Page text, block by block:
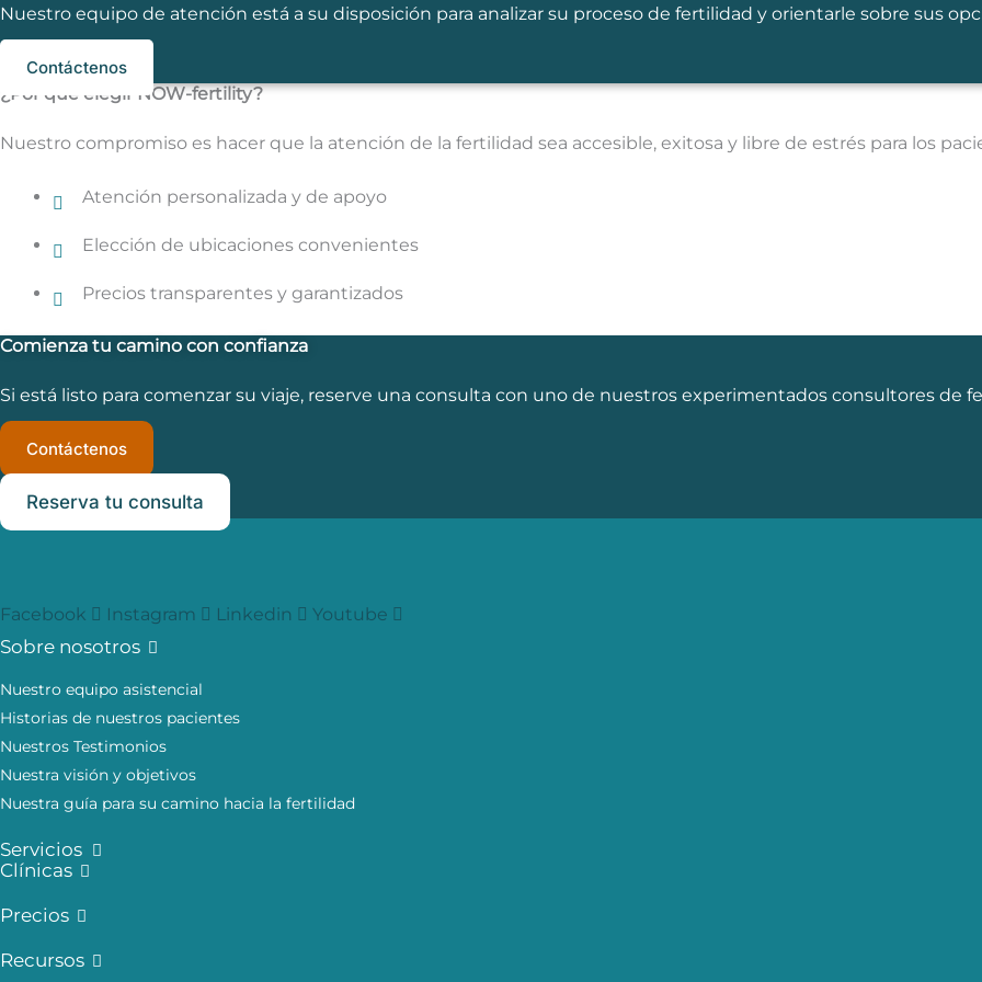
Nuestro equipo de atención está a su disposición para analizar su proceso de fertilidad y orientarle sobre sus
Contáctenos
¿Por qué elegir NOW-fertility?
Nuestro compromiso es hacer que la atención de la fertilidad sea accesible, exitosa y libre de estrés para los
Atención personalizada y de apoyo
Elección de ubicaciones convenientes
Precios transparentes y garantizados
Comienza tu camino con confianza
Si está listo para comenzar su viaje, reserve una consulta con uno de nuestros experimentados consultores de
Contáctenos
Reserva tu consulta
Facebook Instagram Linkedin Youtube
Sobre nosotros
Nuestro equipo asistencial
Historias de nuestros pacientes
Nuestros Testimonios
Nuestra visión y objetivos
Nuestra guía para su camino hacia la fertilidad
Servicios
Clínicas
Precios
Recursos